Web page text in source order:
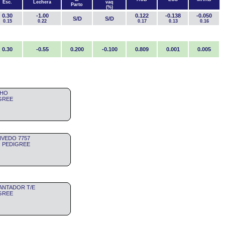
Esc. Lechera
Parto
vaq
(%)
0.30
0.15
-1.00
0.22 S/D S/D 0.122
0.17
-0.138
0.13
-0.050
0.16
0.30 -0.55 0.200 -0.100 0.809 0.001 0.005
7757
PEDIGREE
T/E